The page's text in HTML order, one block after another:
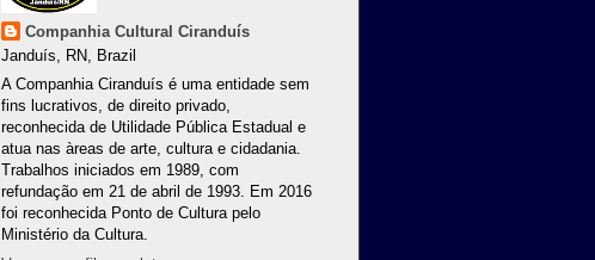
Companhia Cultural Ciranduís
Janduís, RN, Brazil
A Companhia Ciranduís é uma entidade sem
fins lucrativos, de direito privado,
reconhecida de Utilidade Pública Estadual e
atua nas àreas de arte, cultura e cidadania.
Trabalhos iniciados em 1989, com
refundação em 21 de abril de 1993. Em 2016
foi reconhecida Ponto de Cultura pelo
Ministério da Cultura.